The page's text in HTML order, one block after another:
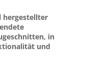
hergestellter
in
und